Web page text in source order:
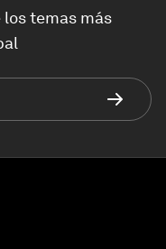
temas más